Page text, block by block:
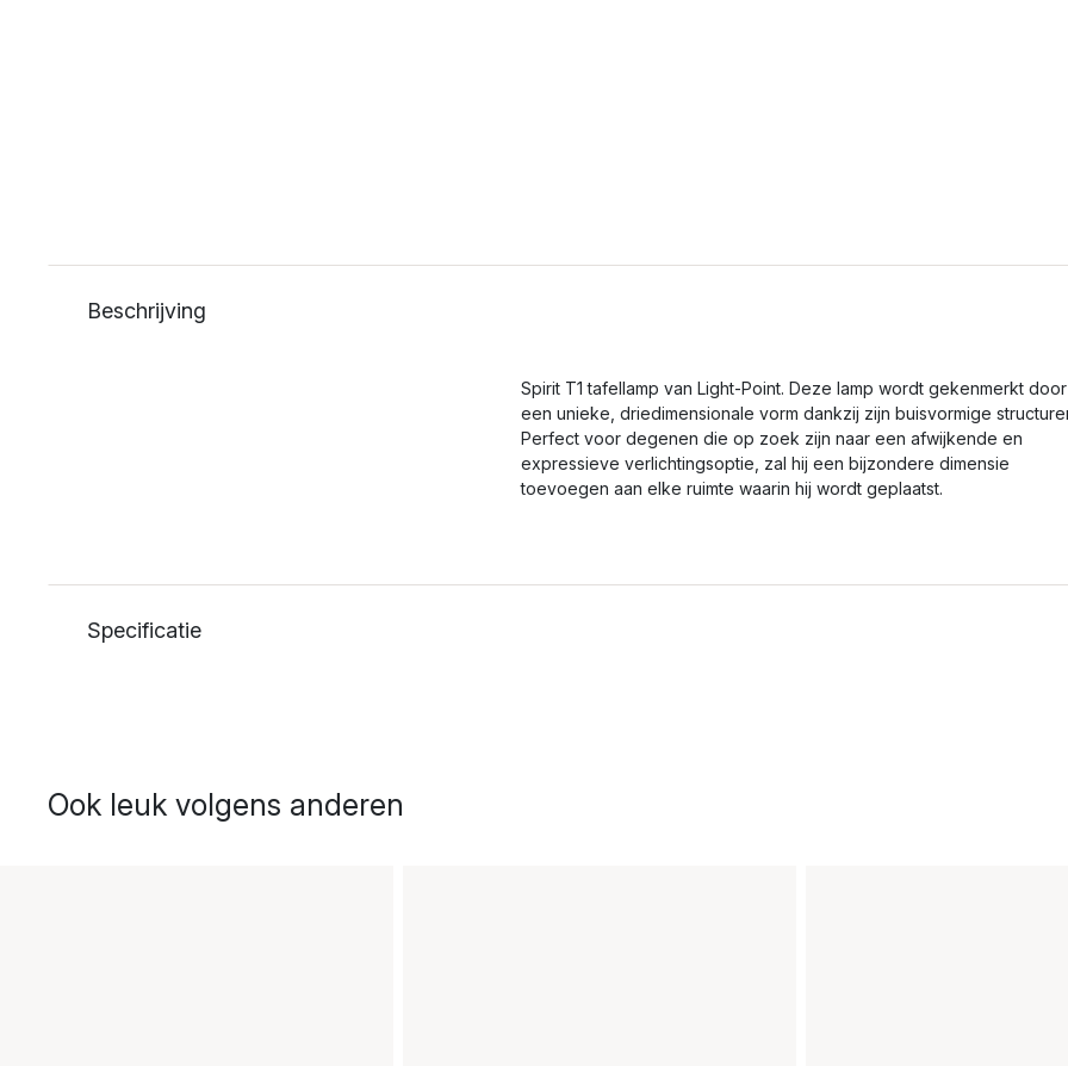
Beschrijving
Spirit T1 tafellamp van Light-Point. Deze lamp wordt gekenmerkt door
een unieke, driedimensionale vorm dankzij zijn buisvormige
Perfect voor degenen die op zoek zijn naar een afwijkende en
expressieve verlichtingsoptie, zal hij een bijzondere dimensie
toevoegen aan elke ruimte waarin hij wordt geplaatst.
Specificatie
Ook leuk volgens anderen